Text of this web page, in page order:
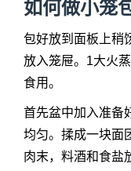
如何做小笼
包好放到面板上稍
放入笼屉。1大火
食用。
首先盆中加入准备
均匀。揉成一块面
肉末，料酒和食盐